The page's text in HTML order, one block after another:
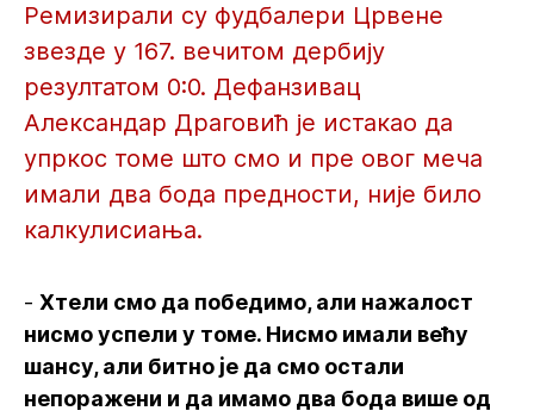
Ремизирали су фудбалери Црвене
звезде у 167. вечитом дербију
резултатом 0:0. Дефанзивац
Александар Драговић је истакао да
упркос томе што смо и пре овог меча
имали два бода предности, није било
калкулисиања.
- Хтели смо да победимо, али нажалост
нисмо успели у томе. Нисмо имали већу
шансу, али битно је да смо остали
непоражени и да имамо два бода више од